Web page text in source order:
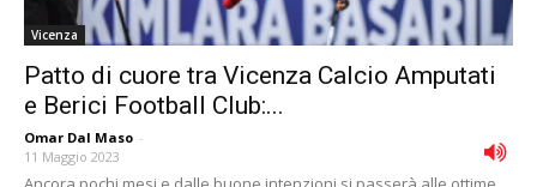
Vicenza
Patto di cuore tra Vicenza Calcio Amputati
e Berici Football Club:...
Omar Dal Maso -
11 Maggio 2023